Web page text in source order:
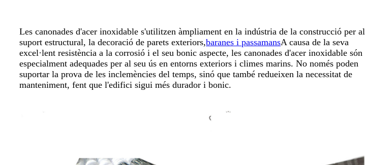
Les canonades d'acer inoxidable s'utilitzen àmpliament en la indústria de la construcció per al
suport estructural, la decoració de parets exteriors,baranes i passamansA causa de la seva
excel·lent resistència a la corrosió i el seu bonic aspecte, les canonades d'acer inoxidable són
especialment adequades per al seu ús en entorns exteriors i climes marins. No només poden
suportar la prova de les inclemències del temps, sinó que també redueixen la necessitat de
manteniment, fent que l'edifici sigui més durador i bonic.